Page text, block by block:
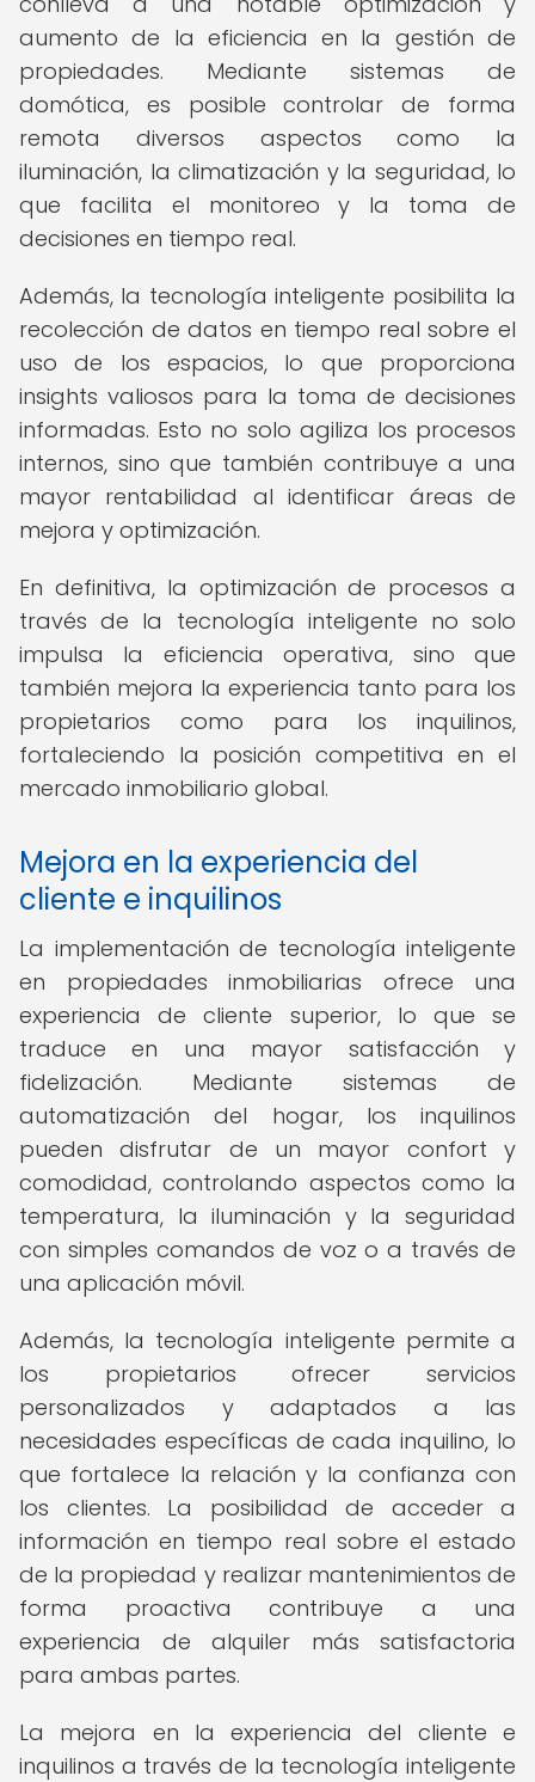
aumento de la eficiencia en la gestión de
propiedades. Mediante sistemas de
domótica, es posible controlar de forma
remota diversos aspectos como la
iluminación, la climatización y la seguridad, lo
que facilita el monitoreo y la toma de
decisiones en tiempo real.
Además, la tecnología inteligente posibilita la
recolección de datos en tiempo real sobre el
uso de los espacios, lo que proporciona
insights valiosos para la toma de decisiones
informadas. Esto no solo agiliza los procesos
internos, sino que también contribuye a una
mayor rentabilidad al identificar áreas de
mejora y optimización.
En definitiva, la optimización de procesos a
través de la tecnología inteligente no solo
impulsa la eficiencia operativa, sino que
también mejora la experiencia tanto para los
propietarios como para los inquilinos,
fortaleciendo la posición competitiva en el
mercado inmobiliario global.
Mejora en la experiencia del
cliente e inquilinos
La implementación de tecnología inteligente
en propiedades inmobiliarias ofrece una
experiencia de cliente superior, lo que se
traduce en una mayor satisfacción y
fidelización. Mediante sistemas de
automatización del hogar, los inquilinos
pueden disfrutar de un mayor confort y
comodidad, controlando aspectos como la
temperatura, la iluminación y la seguridad
con simples comandos de voz o a través de
una aplicación móvil.
Además, la tecnología inteligente permite a
los propietarios ofrecer servicios
personalizados y adaptados a las
necesidades específicas de cada inquilino, lo
que fortalece la relación y la confianza con
los clientes. La posibilidad de acceder a
información en tiempo real sobre el estado
de la propiedad y realizar mantenimientos de
forma proactiva contribuye a una
experiencia de alquiler más satisfactoria
para ambas partes.
La mejora en la experiencia del cliente e
inquilinos a través de la tecnología inteligente